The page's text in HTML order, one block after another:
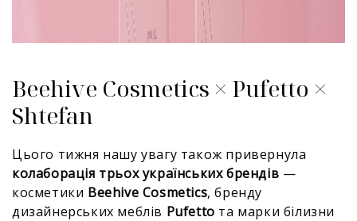
Beehive Cosmetics × Pufetto ×
Shtefan
Цього тижня нашу увагу також привернула
колаборація трьох українських брендів —
косметики Beehive Cosmetics, бренду
дизайнерських меблів Pufetto та марки білизни